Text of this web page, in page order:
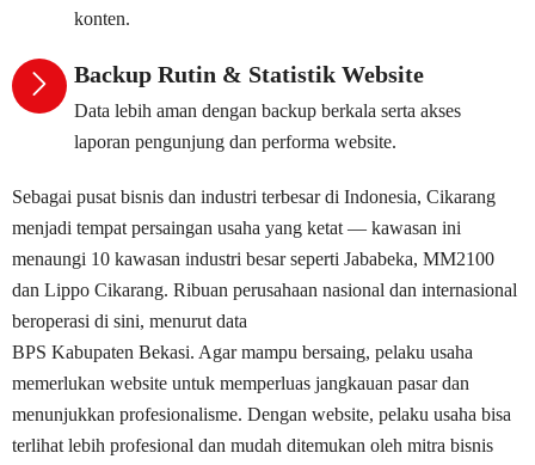
konten.
Backup Rutin & Statistik Website
Data lebih aman dengan backup berkala serta akses
laporan pengunjung dan performa website.
Sebagai pusat bisnis dan industri terbesar di Indonesia, Cikarang
menjadi tempat persaingan usaha yang ketat — kawasan ini
menaungi 10 kawasan industri besar seperti Jababeka, MM2100
dan Lippo Cikarang. Ribuan perusahaan nasional dan internasional
beroperasi di sini, menurut data
BPS Kabupaten Bekasi. Agar mampu bersaing, pelaku usaha
memerlukan website untuk memperluas jangkauan pasar dan
menunjukkan profesionalisme. Dengan website, pelaku usaha bisa
terlihat lebih profesional dan mudah ditemukan oleh mitra bisnis